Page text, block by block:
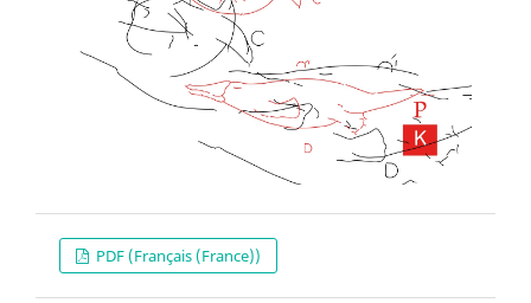
PDF (Français (France))